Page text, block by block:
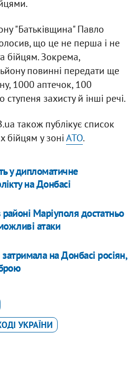
"Батьківщина" Павло
що це не перша і не
бійцям. Зокрема,
повинні передати ще
1000 аптечок, 100
захисту й інші речі.
також публікує список
бійцям у зоніАТО.
у дипломатичне
на Донбасі
Маріуполя достатньо
атаки
на Донбасі росіян,
УКРАЇНИ